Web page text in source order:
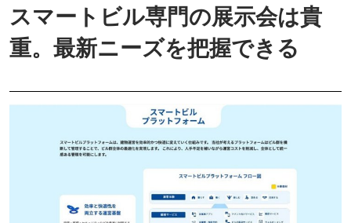
スマートビル専門の展示会は貴
重。最新ニーズを把握できる